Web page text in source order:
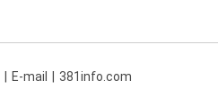
E-mail 381info.com